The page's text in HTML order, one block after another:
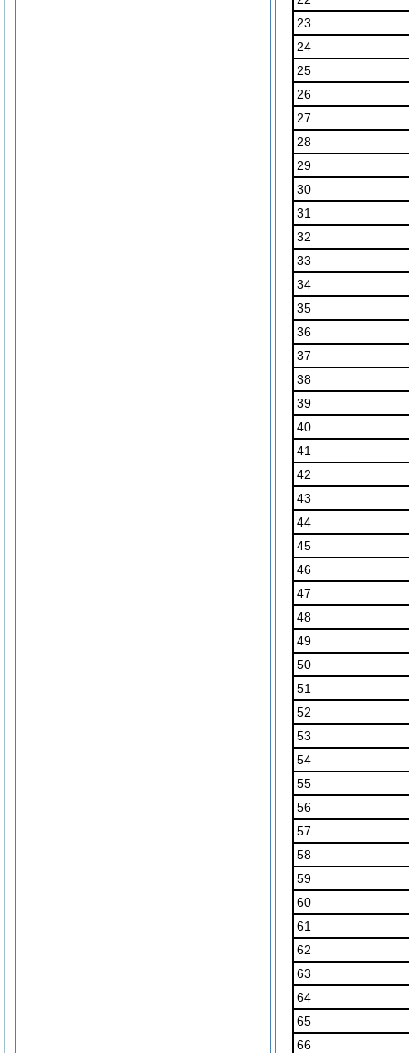
23
24
25
26
27
28
29
30
31
32
33
34
35
36
37
38
39
40
41
42
43
44
45
46
47
48
49
50
51
52
53
54
55
56
57
58
59
60
61
62
63
64
65
66